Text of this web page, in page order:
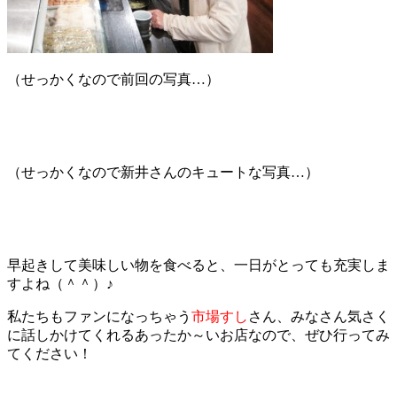
（せっかくなので前回の写真…）
（せっかくなので新井さんのキュートな写真…）
早起きして美味しい物を食べると、一日がとっても充実しま
すよね（＾＾）♪
私たちもファンになっちゃう 市場すし さん、みなさん気さく
に話しかけてくれるあったか～いお店なので、ぜひ行ってみ
てください！